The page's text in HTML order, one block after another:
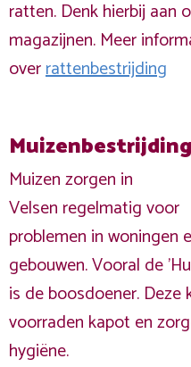
ratten. Denk hierbij aan
magazijnen. Meer
overrattenbestrijding
Muizenbestrijding
Muizen zorgen in
Velsen regelmatig voor
problemen in woningen
gebouwen. Vooral de
is de boosdoener. Deze
voorraden kapot en
hygiëne.